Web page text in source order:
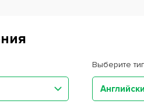
Выберите